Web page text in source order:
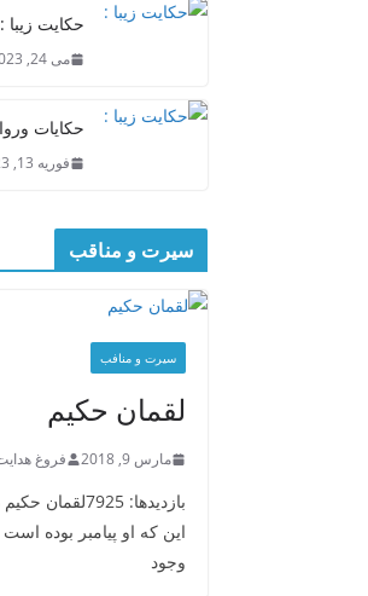
حکایت زیبا :
می 24, 2023
حکایات
فوریه 13, 2023
سیرت و مناقب
سیرت و منافب
لقمان حکیم
مارس 9, 2018 فروغ
بازدیدها:
این که او پیامبر بوده
وجود